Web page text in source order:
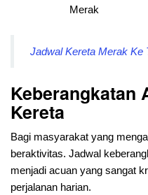
Merak
Jadwal Kereta Merak Ke
Keberangkatan
Kereta
Bagi masyarakat yang
beraktivitas. Jadwal
menjadi acuan yang sangat
perjalanan harian.